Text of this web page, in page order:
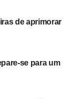
de aprimorar
se para um